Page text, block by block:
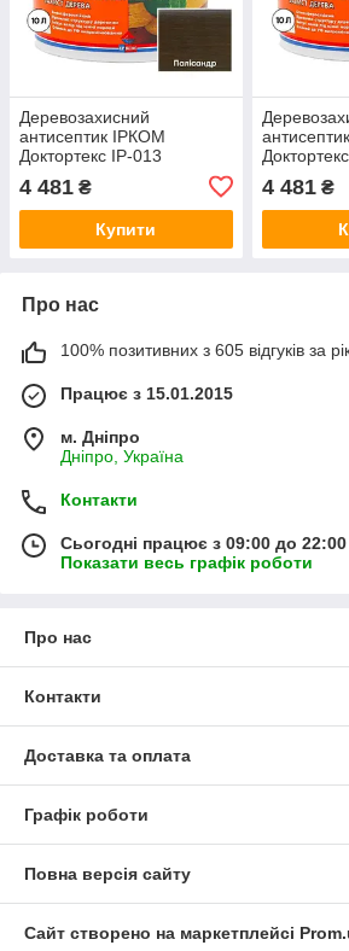
Деревозахисний
антисептик ІРКОМ
Доктортекс IP-013
4 481 ₴
Купити
4 481₴
Про нас
100% позитивних з 605 відгуків за
Працює з 15.01.2015
м. Дніпро
Дніпро, Україна
Контакти
Сьогодні працює з 09:00 до 22:00
Показати весь графік роботи
Про нас
Контакти
Доставка та оплата
Графік роботи
Повна версія сайту
Сайт створено на маркетплейсі